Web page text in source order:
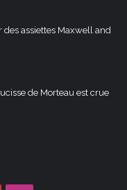
assiettes Maxwell and
de Morteau est crue